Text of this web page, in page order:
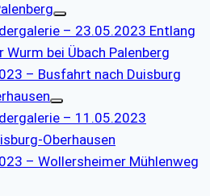
– 23.05.2023 Entlang
Wurm bei Übach Palenberg
– Busfahrt nach Duisburg
– 11.05.2023
Oberhausen
– Wollersheimer Mühlenweg